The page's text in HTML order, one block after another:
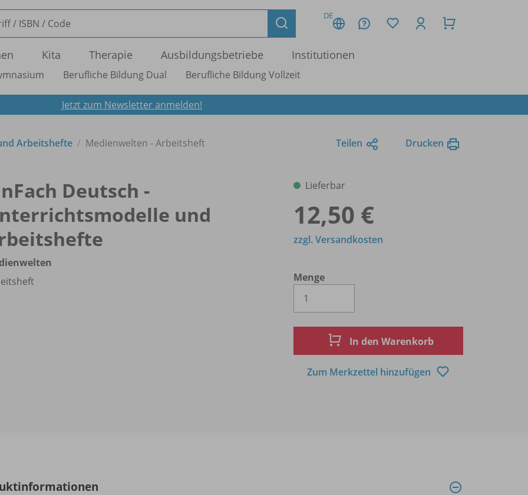
DE
Kita Therapie Ausbildungsbetriebe Institutionen
Berufliche Bildung Dual Berufliche Bildung Vollzeit
Jetzt zum Newsletter anmelden!
Arbeitshefte Medienwelten - Arbeitsheft Teilen Drucken
Deutsch -
und
Lieferbar
12,50 €
Menge
zzgl. Versandkosten
In den Warenkorb
Zum Merkzettel hinzufügen